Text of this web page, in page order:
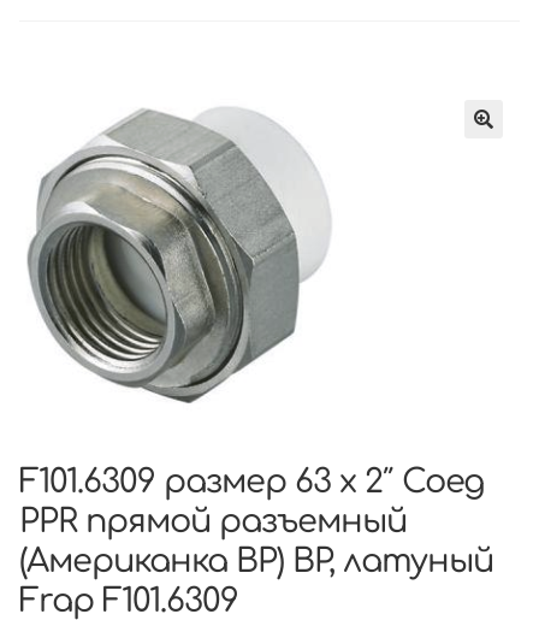
F101.6309 размер 63 x 2″ Соед
PPR прямой разъемный
(Американка ВР) ВР, латуный
Frap F101.6309